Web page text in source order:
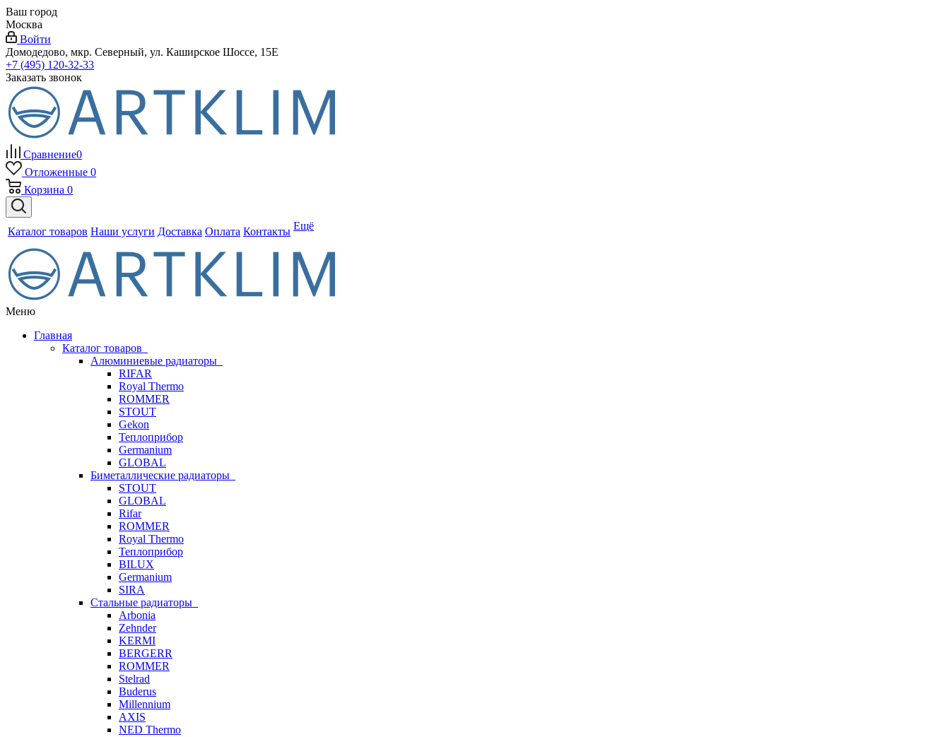
Ваш город
Москва
Войти
Домодедово, мкр. Северный, ул. Каширское Шоссе, 15Е
+7 (495) 120-32-33
Заказать звонок
Сравнение0
Отложенные 0
Корзина 0
Каталог товаров Наши услуги Доставка Оплата Контакты Ещё
Меню
Главная
Каталог товаров
Алюминиевые радиаторы
RIFAR
Royal Thermo
ROMMER
STOUT
Gekon
Теплоприбор
Germanium
GLOBAL
Биметаллические радиаторы
STOUT
GLOBAL
Rifar
ROMMER
Royal Thermo
Теплоприбор
BILUX
Germanium
SIRA
Стальные радиаторы
Arbonia
Zehnder
KERMI
BERGERR
ROMMER
Stelrad
Buderus
Millennium
AXIS
NED Thermo